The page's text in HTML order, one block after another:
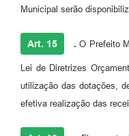
Municipal serão
Art. 15 . O Prefeito
Lei de Diretrizes
utilização das dotações,
efetiva realização das